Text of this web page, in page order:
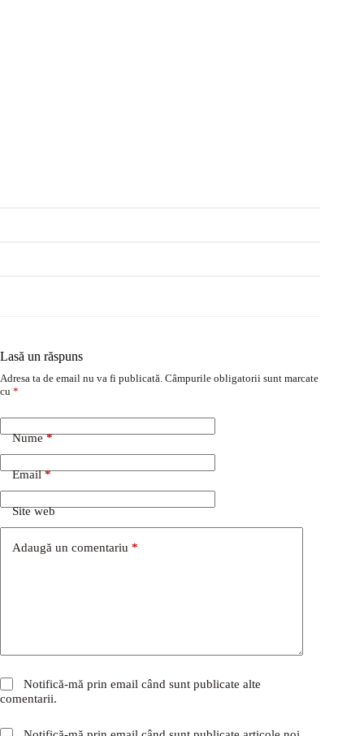
Lasă un răspuns
Adresa ta de email nu va fi publicată. Câmpurile obligatorii sunt marcate
cu *
Nume*
Email*
Site web
Adaugă un comentariu *
Notifică-mă prin email când sunt publicate alte
comentarii.